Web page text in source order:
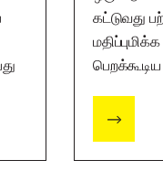
கட்டுவது